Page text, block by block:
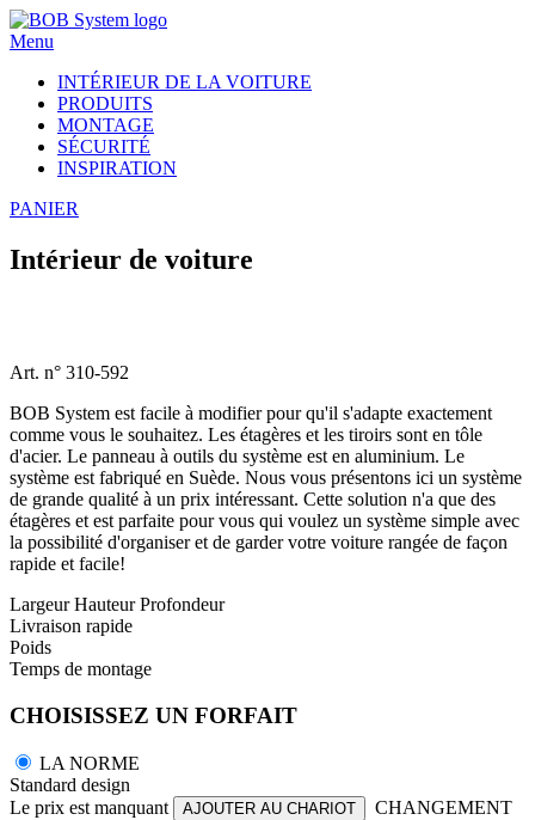
Menu
INTÉRIEUR DE LA VOITURE
PRODUITS
MONTAGE
SÉCURITÉ
INSPIRATION
PANIER
Intérieur de voiture
Art. n° 310-592
BOB System est facile à modifier pour qu'il s'adapte exactement
comme vous le souhaitez. Les étagères et les tiroirs sont en tôle
d'acier. Le panneau à outils du système est en aluminium. Le
système est fabriqué en Suède. Nous vous présentons ici un système
de grande qualité à un prix intéressant. Cette solution n'a que des
étagères et est parfaite pour vous qui voulez un système simple avec
la possibilité d'organiser et de garder votre voiture rangée de façon
rapide et facile!
LargeurHauteurProfondeur
Livraison rapide
Poids
Temps de montage
CHOISISSEZ UN FORFAIT
LA NORME
Standard design
Le prix est manquant
AJOUTER AU CHARIOT CHANGEMENT